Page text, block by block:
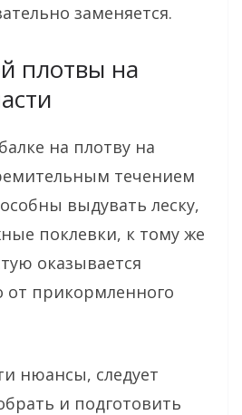
заменяется.
плотвы на
на плотву на
течением
выдувать леску,
поклевки, к тому же
оказывается
от прикормленного
нюансы, следует
и подготовить